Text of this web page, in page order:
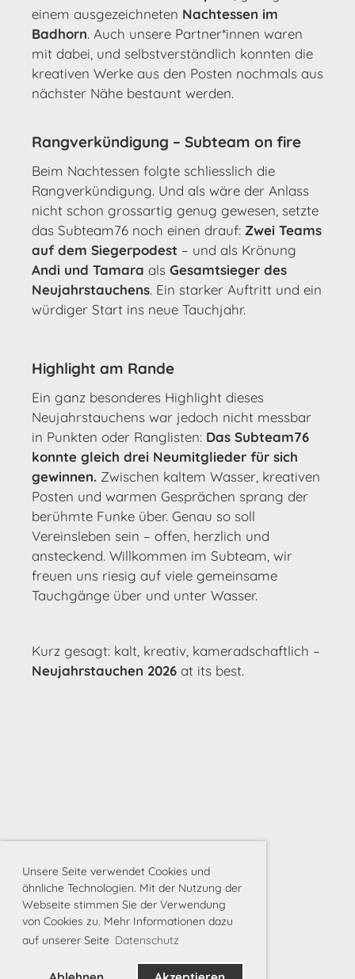
Unsere Seite verwendet Cookies und
ähnliche Technologien. Mit der Nutzung der
Webseite stimmen Sie der Verwendung
von Cookies zu. Mehr Informationen dazu
auf unserer Seite Datenschutz
einem ausgezeichneten Nachtessen im
Badhorn. Auch unsere Partner*innen waren
mit dabei, und selbstverständlich konnten die
kreativen Werke aus den Posten nochmals aus
nächster Nähe bestaunt werden.
Rangverkündigung – Subteam on fire
Beim Nachtessen folgte schliesslich die
Rangverkündigung. Und als wäre der Anlass
nicht schon grossartig genug gewesen, setzte
das Subteam76 noch einen drauf: Zwei Teams
auf dem Siegerpodest – und als Krönung
Andi und Tamara als Gesamtsieger des
Neujahrstauchens. Ein starker Auftritt und ein
würdiger Start ins neue Tauchjahr.
Highlight am Rande
Ein ganz besonderes Highlight dieses
Neujahrstauchens war jedoch nicht messbar
in Punkten oder Ranglisten: Das Subteam76
konnte gleich drei Neumitglieder für sich
gewinnen. Zwischen kaltem Wasser, kreativen
Posten und warmen Gesprächen sprang der
berühmte Funke über. Genau so soll
Vereinsleben sein – offen, herzlich und
ansteckend. Willkommen im Subteam, wir
freuen uns riesig auf viele gemeinsame
Tauchgänge über und unter Wasser.
Kurz gesagt: kalt, kreativ, kameradschaftlich –
Neujahrstauchen 2026 at its best.